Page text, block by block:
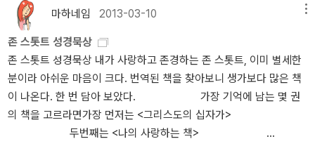
로 변증하기 때문에, 믿음 이전에 지식으로 이해하려 덤비는 분들에
게 설명하기에 어느 정도 도움이 되리라 생각합니다. 그러나 믿음의
가슴이 먼저 열려 있어야 할 겁니다.이 책의 3장과 4장은 예수님께서
오셔서 행하신 일과 믿는 자로서 우리의 행동에 대해 말하고 있습니
다. 예수님은 하나님과 직접 연결이 되어 계셨던 것처럼, 지금 우리도
성령 하나님을 통해 하나님과 직접적으로 연결되어 있습니다. 하지만
예수님처럼 살고 싶은 마음이 있지만 잘 되지 않는 것도 사실입니다.
항상 기뻐하라 항상 기도하라는 말씀이 마음의 부담으로 와 닿지만
독선적이고 교만하기까지한 주장을 한 예수 그리스도가 남을 섬기고
겸손하고 온유한 인격을 가지고 있다는 역설을 이야기합니다. 그리
고, 그 분은 부활을 통해서 실제 자신이 하나님의 아들임을 증명했다
고 이야기합니다. 2장에서는 인간의 상태, 즉 죄에 빠져서 구원을 절
실히 필요로 하는 우리의 상태를 적나라하게 지적합니다. 우리는 하
나님을 떠나 자신을 중심에 세웠으며, 그 결과 하나님과 분리되고, 자
신에게 종속되었으며, 이웃과도 분리되었습니다. 우리는 하나님의 기
준에 턱없이 미치지 못합니다. 우리는 신음합니다. 우리는 구원을 필
he Major Works 18. <무지의 구름> 19. 리처드 니버, <그리스도와
문화> ​20. C.S.루이스, <순전한 기독교​ ​21. 비드, <영국민의 교회사>
​​22. 디트리히 본회퍼, <옥중서간> ​23. 표토르 도스토예프스키, <카
라마조프가의 형제들> ​​24. 로욜라의 이그나티우스, <영신수련> 25.
아빌라의 성 테레사, <내면의 성>Interior Castle ​26. 성산의 성 니코
디모스 <필로칼리아> 1~5 27. C.S.루이스, <사자와 마녀와 옷장> ​2
8. 존 던(John Donne), Selected Poems 29. C.S.루이스, <스크루
테이프의 편지> ​30. 시몬 베유, <신을 기다리며>​ 31. R.S. Thomas,
마하네임 2013-03-10
존 스톳트 성경묵상
존 스톳트 성경묵상 내가 사랑하고 존경하는 존 스톳트, 이미 별세한
분이라 아쉬운 마음이 크다. 번역된 책을 찾아보니 생가보다 많은 책
이 나온다. 한 번 담아 보았다. 가장 기억에 남는 몇 권
의 책을 고르라면가장 먼저는 <그리스도의 십자가>
두번째는 <나의 사랑하는 책>